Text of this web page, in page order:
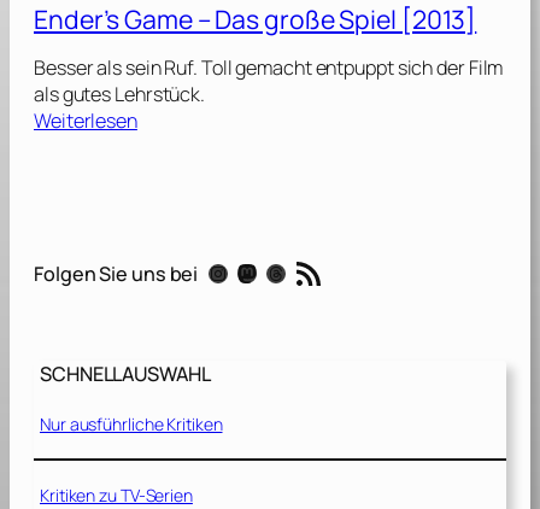
t
a
t
e
n
d
2
0
]
H
r
[
2
Ender’s Game – Das große Spiel [2013]
Besser als sein Ruf. Toll gemacht entpuppt sich der Film
als gutes Lehrstück.
Weiterlesen:
’
m
–
D
a
Folgen Sie uns bei Instagram Mastodon Threads RSS-Feed
SCHNELLAUSWAHL
Nur ausführliche Kritiken
Kritiken zu TV-Serien